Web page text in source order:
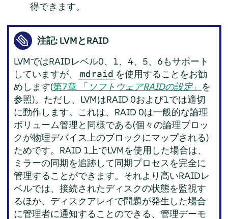
得できます。
注記: LVMとRAID
LVMではRAIDレベル0、1、4、5、6もサポート
していますが、
mdraid を使用することをお勧
めします(第7章 「 ソフトウェアRAIDの設定」 を
参照)。ただし、LVMはRAID 0および1では適切
に動作します。これは、RAID 0は一般的な論理
ボリューム管理と同様である(個々の論理ブロッ
クが物理デバイス上のブロックにマップされる)
ためです。RAID 1上でLVMを使用した場合は、
ミラーの同期を追跡して同期プロセスを完全に
管理することができます。それより高いRAIDレ
ベルでは、接続されたディスクの状態を監視す
るほか、ディスクアレイで問題が発生した場合
に管理者に通知することのできる、管理デーモ